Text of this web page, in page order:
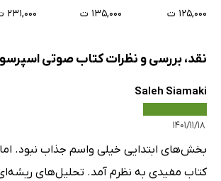
۱۲۵,۰۰۰ ت
۱۳۵,۰۰۰ ت
۲۳۱,۰۰۰ ت
نقد، بررسی و نظرات کتاب صوتی اسپرسو
Saleh Siamaki
۱۴۰۱/۱۱/۱۸
بخش‌های ابتدایی خیلی واسم جذاب نبود. اما
کتاب مفیدی به نظرم آمد. تحلیل‌های ریشه‌ای